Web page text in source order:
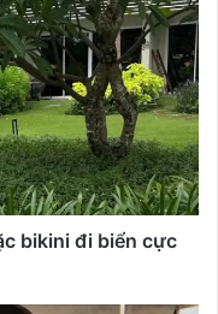
bikini đi biển cực